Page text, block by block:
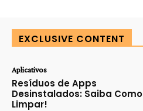
EXCLUSIVE CONTENT
Aplicativos
Resíduos de Apps
Desinstalados: Saiba Como
Limpar!